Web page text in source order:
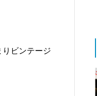
りビンテージ